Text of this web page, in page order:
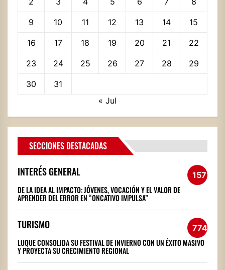
9 10 11 12 13 14 15
16 17 18 19 20 21 22
23 24 25 26 27 28 29
30
31
« Jul
SECCIONES DESTACADAS
INTERÉS GENERAL 1572
DE LA IDEA AL IMPACTO: JÓVENES, VOCACIÓN Y EL VALOR DE
APRENDER DEL ERROR EN “ONCATIVO IMPULSA”
TURISMO 774
LUQUE CONSOLIDA SU FESTIVAL DE INVIERNO CON UN ÉXITO MASIVO
Y PROYECTA SU CRECIMIENTO REGIONAL